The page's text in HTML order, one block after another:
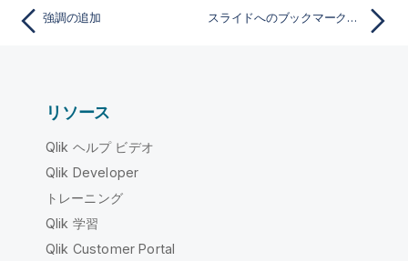
強調の追加 スライドへのブックマークの追加
リソース
Qlik ヘルプ ビデオ
Qlik Developer
トレーニング
Qlik 学習
Qlik Customer Portal